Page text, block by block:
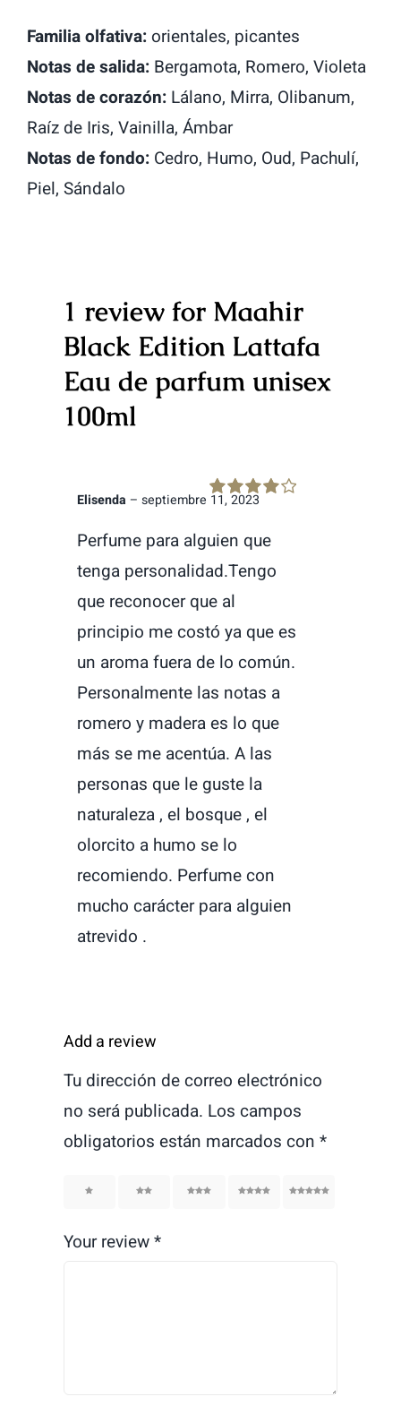
Familia olfativa:orientales, picantes
Notas de salida:Bergamota, Romero, Violeta
Notas de corazón:Lálano, Mirra, Olibanum,
Raíz de Iris, Vainilla, Ámbar
Notas de fondo:Cedro, Humo, Oud, Pachulí,
Piel, Sándalo
1 review for Maahir
Black Edition Lattafa
Eau de parfum unisex
100ml
Rated
Elisenda – septiembre 11, 2023
Perfume para alguien que
tenga personalidad.Tengo
que reconocer que al
principio me costó ya que es
un aroma fuera de lo común.
Personalmente las notas a
romero y madera es lo que
más se me acentúa. A las
personas que le guste la
naturaleza , el bosque , el
olorcito a humo se lo
recomiendo. Perfume con
mucho carácter para alguien
atrevido .
Add a review
Tu dirección de correo electrónico
no será publicada. Los campos
obligatorios están marcados con *
2 3 4 5
Your review*